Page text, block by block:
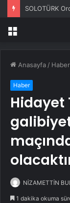
SOLOTÜRK
Menü
Anasayfa / Haber
Haber
Hidayet
NİZAMETTİN
1 dakika okuma